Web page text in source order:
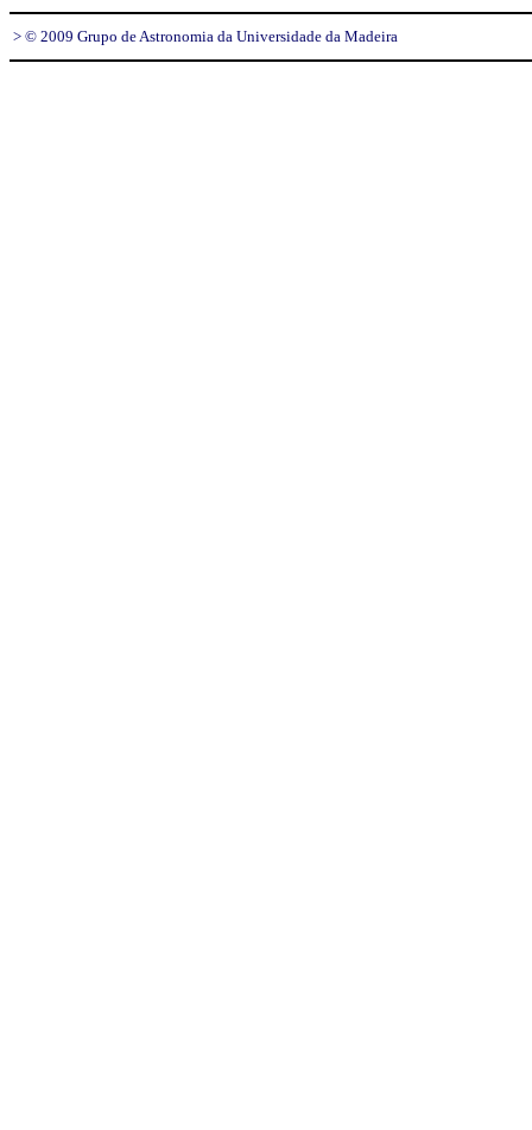
> © 2009 Grupo de Astronomia da Universidade da Madeira